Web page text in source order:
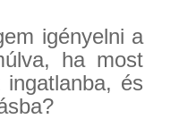
igényelni a
ha most
és